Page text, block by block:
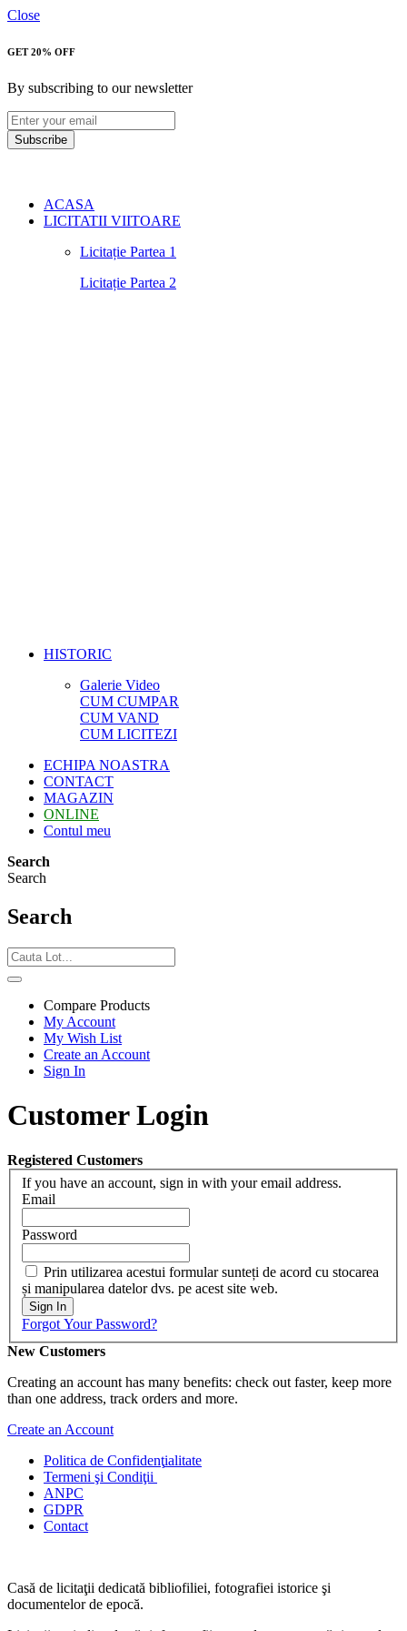
Close
GET 20% OFF
By subscribing to our newsletter
Subscribe
ACASA
LICITATII VIITOARE
Licitație Partea 1
Licitație Partea 2
HISTORIC
Galerie Video
CUM CUMPAR
CUM VAND
CUM LICITEZI
ECHIPA NOASTRA
CONTACT
MAGAZIN
ONLINE
Contul meu
Search
Search
Search
Compare Products
My Account
My Wish List
Create an Account
Sign In
Customer Login
Registered Customers
If you have an account, sign in with your email address.
Email
Password
Prin utilizarea acestui formular sunteți de acord cu stocarea
și manipularea datelor dvs. pe acest site web.
Sign In
Forgot Your Password?
New Customers
Creating an account has many benefits: check out faster, keep more
than one address, track orders and more.
Create an Account
Politica de Confidenţialitate
Termeni şi Condiţii
ANPC
GDPR
Contact
Casă de licitaţii dedicată bibliofiliei, fotografiei istorice şi
documentelor de epocă.